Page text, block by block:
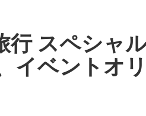
行 スペシャ
イベントオ